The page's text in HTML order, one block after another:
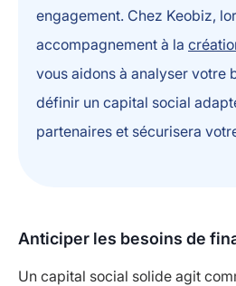
engagement. Chez Keobiz,
accompagnement à la
vous aidons à analyser votre
définir un capital social
partenaires et sécurisera
Anticiper les besoins de
Un capital social solide agit